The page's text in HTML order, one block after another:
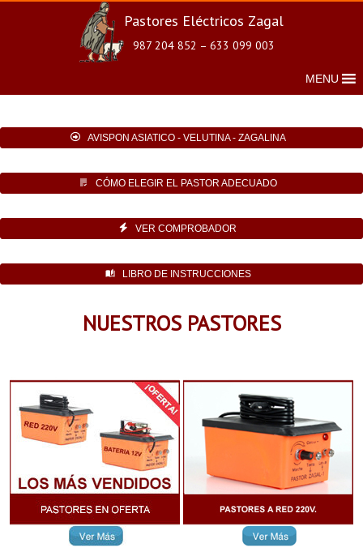
Pastores Eléctricos Zagal
987 204 852 – 633 099 003
MENU
AVISPON ASIATICO - VELUTINA - ZAGALINA
CÓMO ELEGIR EL PASTOR ADECUADO
VER COMPROBADOR
LIBRO DE INSTRUCCIONES
NUESTROS PASTORES